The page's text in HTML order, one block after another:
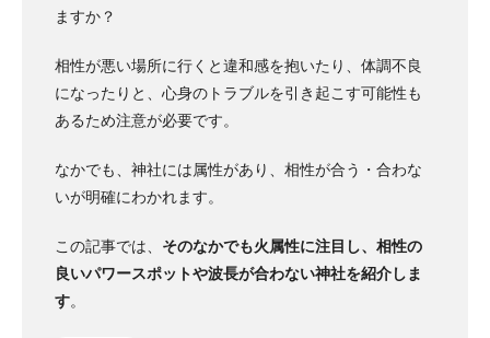
ますか？
相性が悪い場所に行くと違和感を抱いたり、体調不良
になったりと、心身のトラブルを引き起こす可能性も
あるため注意が必要です。
なかでも、神社には属性があり、相性が合う・合わな
いが明確にわかれます。
この記事では、 そのなかでも火属性に注目し、相性の
良いパワースポットや波長が合わない神社を紹介しま
す。